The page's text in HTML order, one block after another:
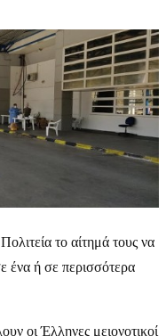
το αίτημά τους να
ένα ή σε περισσότερα
οι Έλληνες μειονοτικοί